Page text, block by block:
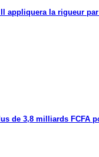
appliquera la rigueur
de 3,8 milliards FCFA